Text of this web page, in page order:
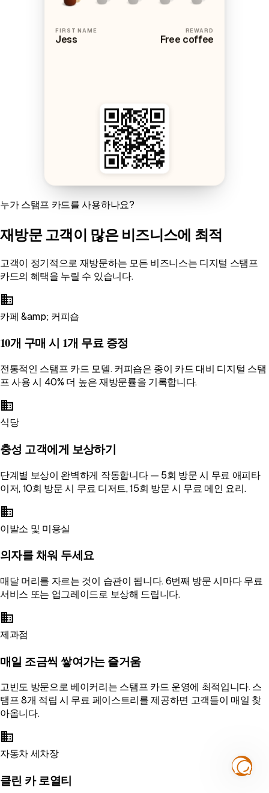
FIRST NAME
Jess
REWARD
Free coffee
누가 스탬프 카드를 사용하나요?
재방문 고객이 많은 비즈니스에 최적
고객이 정기적으로 재방문하는 모든 비즈니스는 디지털 스탬프
카드의 혜택을 누릴 수 있습니다.
business
카페 &amp; 커피숍
10개 구매 시 1개 무료 증정
전통적인 스탬프 카드 모델. 커피숍은 종이 카드 대비 디지털 스탬
프 사용 시 40% 더 높은 재방문률을 기록합니다.
business
식당
충성 고객에게 보상하기
단계별 보상이 완벽하게 작동합니다 — 5회 방문 시 무료 애피타
이저, 10회 방문 시 무료 디저트, 15회 방문 시 무료 메인 요리.
business
이발소 및 미용실
의자를 채워 두세요
매달 머리를 자르는 것이 습관이 됩니다. 6번째 방문 시마다 무료
서비스 또는 업그레이드로 보상해 드립니다.
business
제과점
매일 조금씩 쌓여가는 즐거움
고빈도 방문으로 베이커리는 스탬프 카드 운영에 최적입니다. 스
탬프 8개 적립 시 무료 페이스트리를 제공하면 고객들이 매일 찾
아옵니다.
business
자동차 세차장
클린 카 로열티